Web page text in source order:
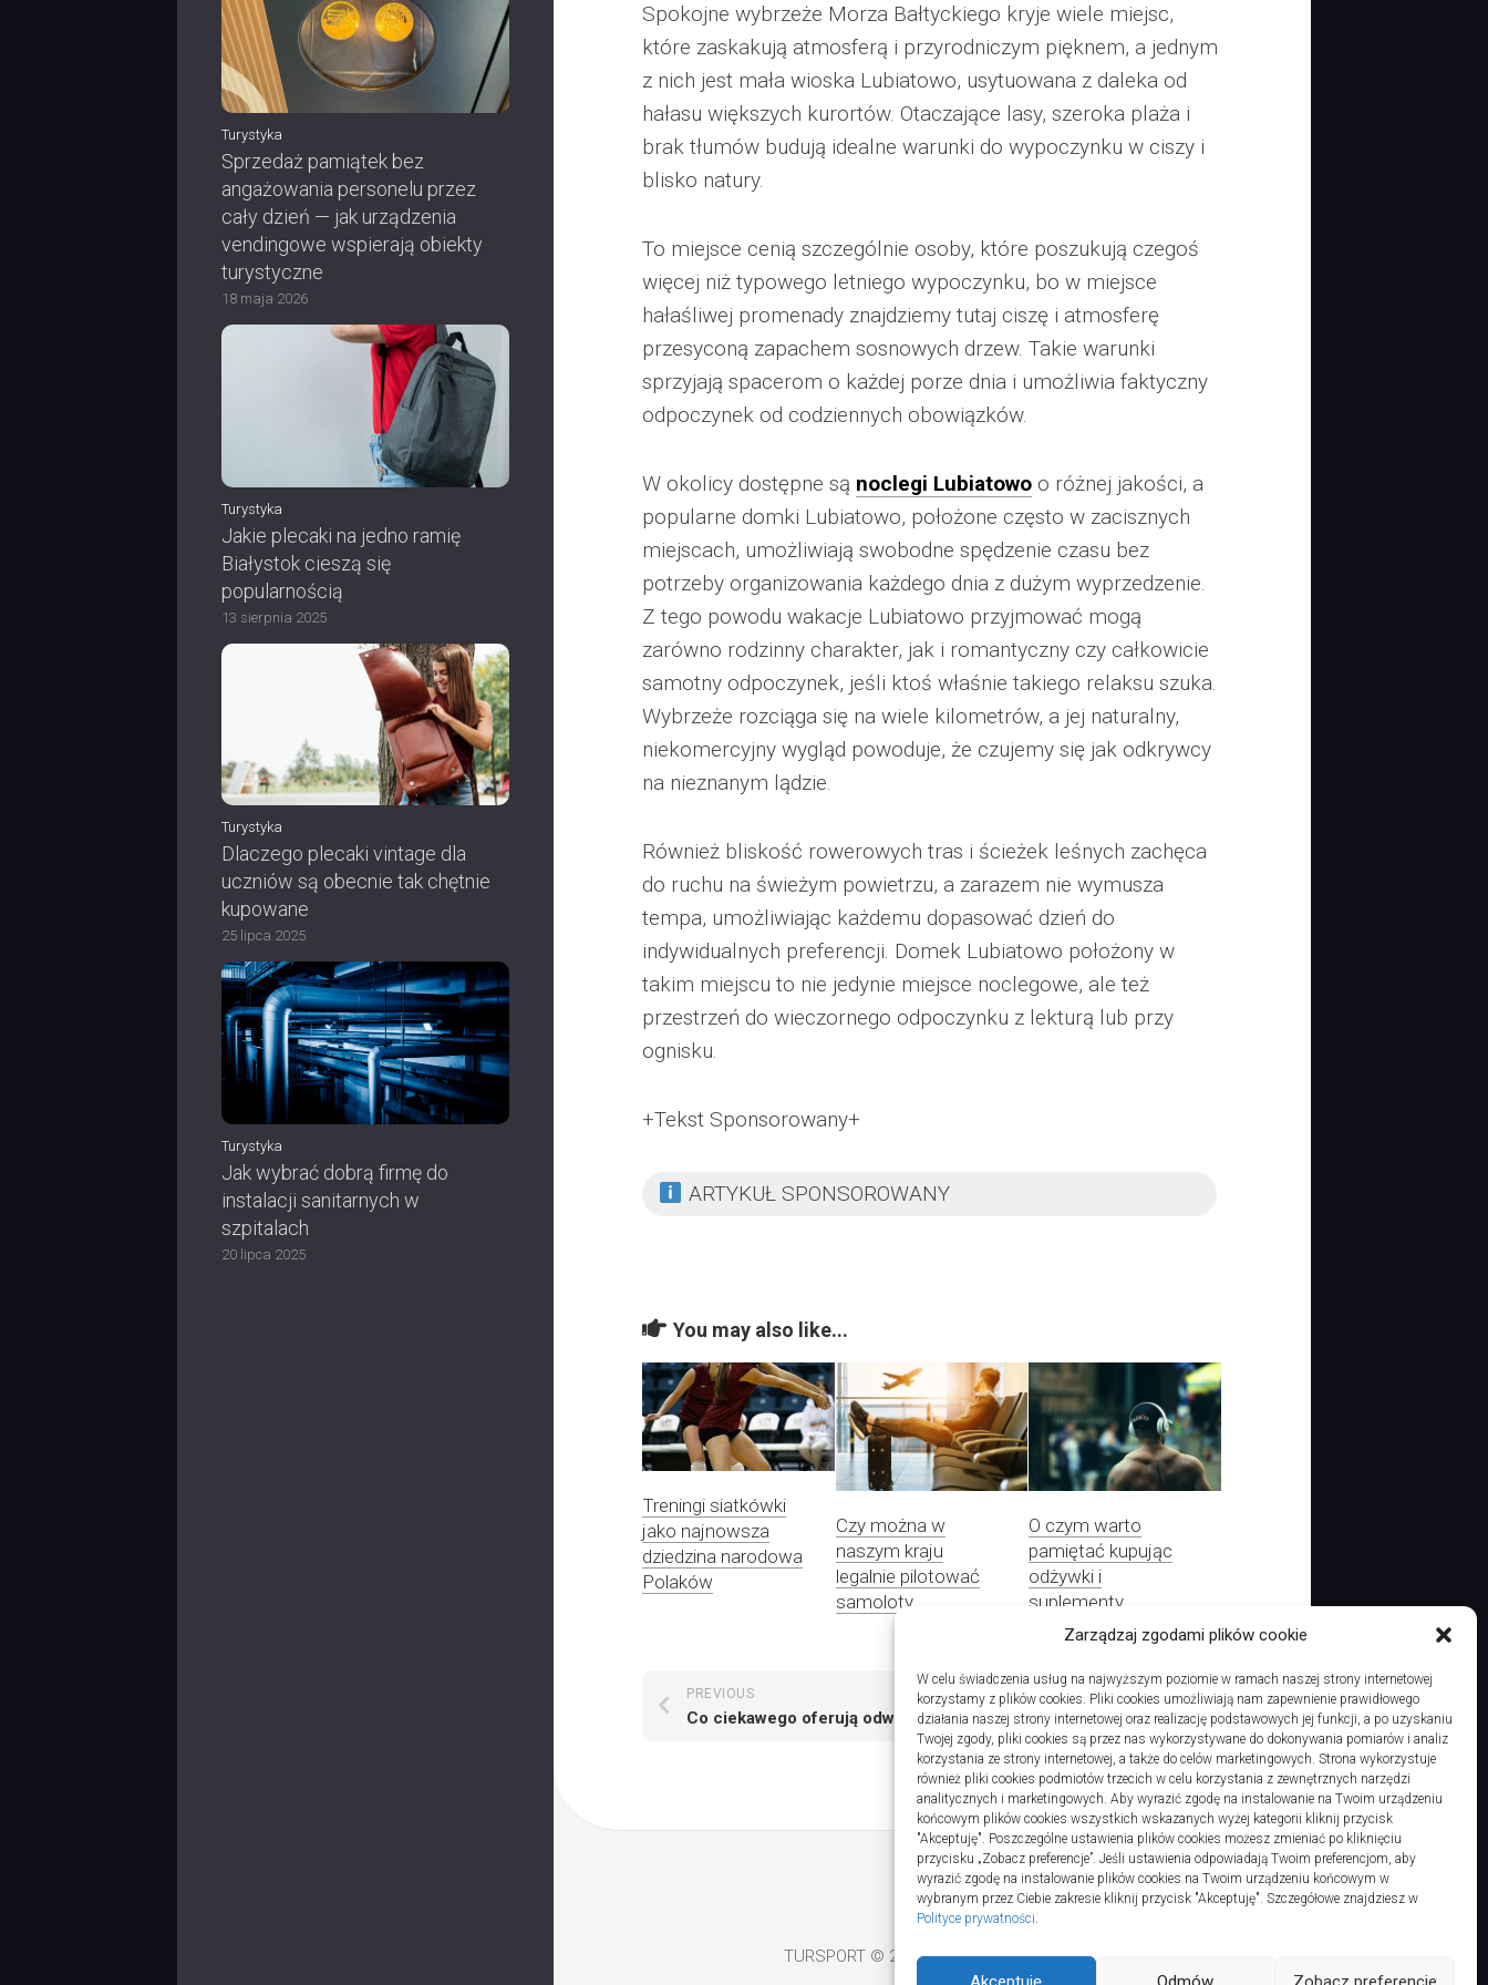
Zarządzaj zgodami plików cookie
W celu świadczenia usług na najwyższym poziomie w ramach naszej strony internetowej
korzystamy z plików cookies. Pliki cookies umożliwiają nam zapewnienie prawidłowego
działania naszej strony internetowej oraz realizację podstawowych jej funkcji, a po uzyskaniu
Twojej zgody, pliki cookies są przez nas wykorzystywane do dokonywania pomiarów i analiz
korzystania ze strony internetowej, a także do celów marketingowych. Strona wykorzystuje
również pliki cookies podmiotów trzecich w celu korzystania z zewnętrznych narzędzi
analitycznych i marketingowych. Aby wyrazić zgodę na instalowanie na Twoim urządzeniu
końcowym plików cookies wszystkich wskazanych wyżej kategorii kliknij przycisk
"Akceptuję". Poszczególne ustawienia plików cookies możesz zmieniać po kliknięciu
przycisku „Zobacz preferencje”. Jeśli ustawienia odpowiadają Twoim preferencjom, aby
wyrazić zgodę na instalowanie plików cookies na Twoim urządzeniu końcowym w
wybranym przez Ciebie zakresie kliknij przycisk "Akceptuję". Szczegółowe znajdziesz w
Polityce prywatności.
Turystyka
Sprzedaż pamiątek bez
angażowania personelu przez
cały dzień — jak urządzenia
vendingowe wspierają obiekty
turystyczne
18 maja 2026
Turystyka
Jakie plecaki na jedno ramię
Białystok cieszą się
popularnością
13 sierpnia 2025
Turystyka
Dlaczego plecaki vintage dla
uczniów są obecnie tak chętnie
kupowane
25 lipca 2025
Turystyka
Jak wybrać dobrą firmę do
instalacji sanitarnych w
szpitalach
20 lipca 2025
Spokojne wybrzeże Morza Bałtyckiego kryje wiele miejsc,
które zaskakują atmosferą i przyrodniczym pięknem, a jednym
z nich jest mała wioska Lubiatowo, usytuowana z daleka od
hałasu większych kurortów. Otaczające lasy, szeroka plaża i
brak tłumów budują idealne warunki do wypoczynku w ciszy i
blisko natury.
To miejsce cenią szczególnie osoby, które poszukują czegoś
więcej niż typowego letniego wypoczynku, bo w miejsce
hałaśliwej promenady znajdziemy tutaj ciszę i atmosferę
przesyconą zapachem sosnowych drzew. Takie warunki
sprzyjają spacerom o każdej porze dnia i umożliwia faktyczny
odpoczynek od codziennych obowiązków.
W okolicy dostępne są noclegi Lubiatowo o różnej jakości, a
popularne domki Lubiatowo, położone często w zacisznych
miejscach, umożliwiają swobodne spędzenie czasu bez
potrzeby organizowania każdego dnia z dużym wyprzedzenie.
Z tego powodu wakacje Lubiatowo przyjmować mogą
zarówno rodzinny charakter, jak i romantyczny czy całkowicie
samotny odpoczynek, jeśli ktoś właśnie takiego relaksu szuka.
Wybrzeże rozciąga się na wiele kilometrów, a jej naturalny,
niekomercyjny wygląd powoduje, że czujemy się jak odkrywcy
na nieznanym lądzie.
Również bliskość rowerowych tras i ścieżek leśnych zachęca
do ruchu na świeżym powietrzu, a zarazem nie wymusza
tempa, umożliwiając każdemu dopasować dzień do
indywidualnych preferencji. Domek Lubiatowo położony w
takim miejscu to nie jedynie miejsce noclegowe, ale też
przestrzeń do wieczornego odpoczynku z lekturą lub przy
ognisku.
+Tekst Sponsorowany+
ARTYKUŁ SPONSOROWANY
You may also like...
Treningi siatkówki
jako najnowsza
dziedzina narodowa
Polaków
Czy można w
naszym kraju
legalnie pilotować
samoloty
O czym warto
pamiętać kupując
odżywki i
suplementy
NEXT
Dlaczego opłaca się zrobić przeszczep włosów w Turcji
PREVIOUS
TURSPORT © 2026. All Rights Reserved.